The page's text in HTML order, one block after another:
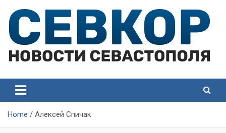
content
Севастополя
Севастополя
Home Алексей Спичак